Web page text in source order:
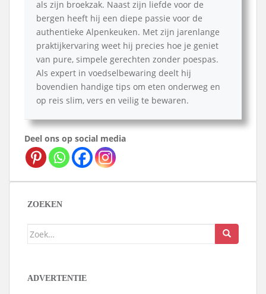
als zijn broekzak. Naast zijn liefde voor de
bergen heeft hij een diepe passie voor de
authentieke Alpenkeuken. Met zijn jarenlange
praktijkervaring weet hij precies hoe je geniet
van pure, simpele gerechten zonder poespas.
Als expert in voedselbewaring deelt hij
bovendien handige tips om eten onderweg en
op reis slim, vers en veilig te bewaren.
Deel ons op social media
ZOEKEN
Zoek
ADVERTENTIE